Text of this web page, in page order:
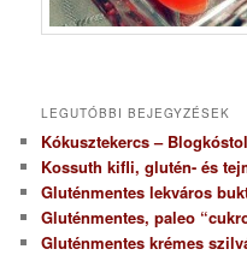
LEGUTÓBBI BEJEGYZÉSEK
Kókusztekercs –
Kossuth kifli, glutén- és
Gluténmentes lekváros
Gluténmentes, paleo
Gluténmentes krémes